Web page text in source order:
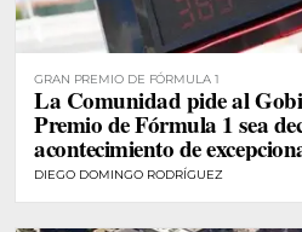
GRAN PREMIO DE FÓRMULA 1
La Comunidad pide al
Premio de Fórmula 1 sea
acontecimiento de
DIEGO DOMINGO RODRÍGUEZ